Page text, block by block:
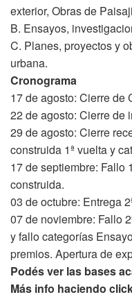
exterior, Obras de
B. Ensayos,
C. Planes, proyectos y
urbana.
Cronograma
17 de agosto: Cierre de
22 de agosto: Cierre de
29 de agosto: Cierre
construida 1ª vuelta y
17 de septiembre: Fallo
construida.
03 de octubre: Entrega
07 de noviembre: Fallo
y fallo categorías
premios. Apertura de
Podés ver las bases
Más info haciendo